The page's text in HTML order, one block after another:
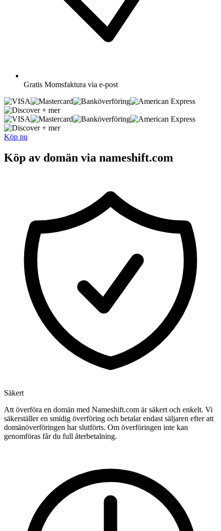
Gratis Momsfaktura via e-post
+ mer
+ mer
Köp nu
Köp av domän via nameshift.com
Säkert
Att överföra en domän med Nameshift.com är säkert och enkelt. Vi
säkerställer en smidig överföring och betalar endast säljaren efter att
domänöverföringen har slutförts. Om överföringen inte kan
genomföras får du full återbetalning.